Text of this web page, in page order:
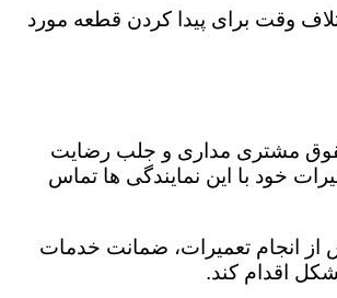
وقت برای پیدا کردن قطعه مورد
حقوق مشتری مداری و جلب رضایت
خود با این نمایندگی ها تماس
از انجام تعمیرات، ضمانت خدمات
اقدام کند.